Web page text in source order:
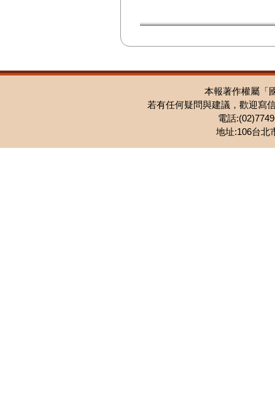
本報著作權屬「
若有任何疑問與建議，歡迎寫
電話
地址:106台北